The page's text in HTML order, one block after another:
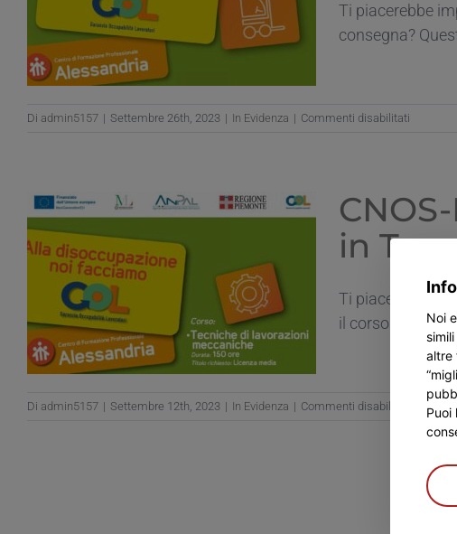
FAP
di
Ti piacerebbe
consegna?
Di admin5157 | Settembre 26th, 2023 | In Evidenza | Commenti disabilitati
per
adulti
Elementi
in
Ti piacerebbe
il corso gratuito
Di admin5157 | Settembre 12th, 2023 | In Evidenza | Commenti disabilitati
FAP:
gratuito
Noi
altre
Puoi